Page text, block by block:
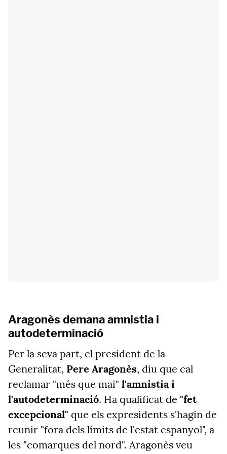
Aragonès demana amnistia i
autodeterminació
Per la seva part, el president de la
Generalitat, Pere Aragonès, diu que cal
reclamar "més que mai" l'amnistia i
l'autodeterminació. Ha qualificat de "fet
excepcional" que els expresidents s'hagin de
reunir "fora dels límits de l'estat espanyol", a
les "comarques del nord". Aragonès veu